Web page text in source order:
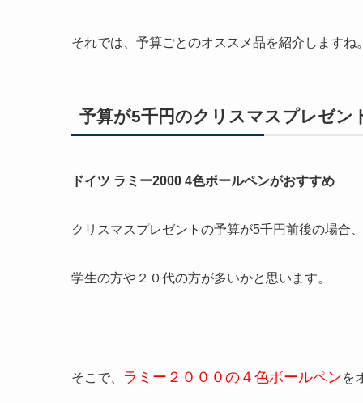
それでは、 予算ごとのオススメ品を紹介しますね。
予算が5千円のクリスマスプレゼン
ドイツ ラミー2000 4色ボールペンがおすすめ
クリスマスプレゼント の予算が5千円前後の場合、
学生の方や２０代の方が多いかと思います。
そこで、 ラミー２０００の４色ボールペンを